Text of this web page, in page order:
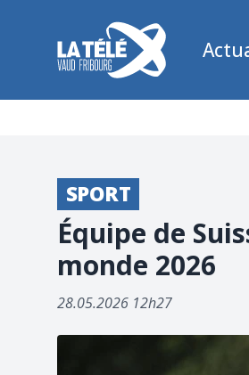
La Télé - Télévision
SPORT
Équipe de
monde 2026
28.05.2026 12h27